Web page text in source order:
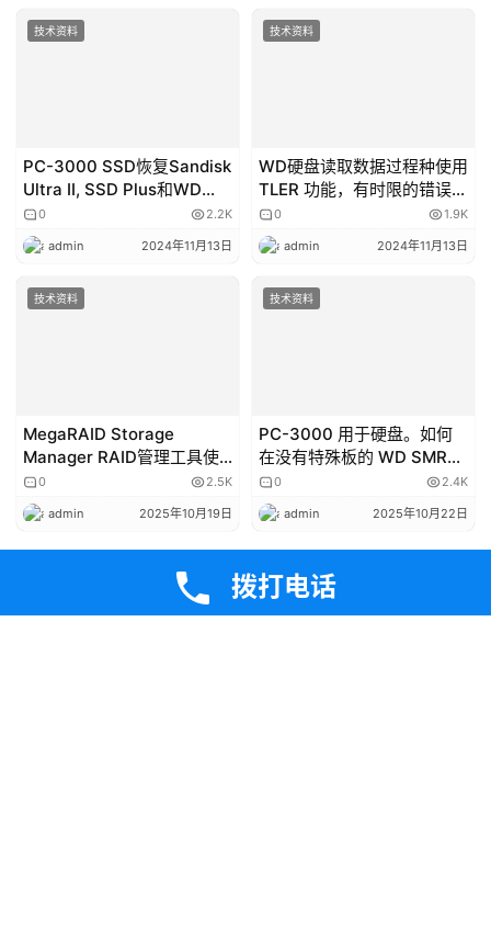
技术资料
PC-3000 SSD恢复Sandisk
Ultra II, SSD Plus和WD
Blue (Marvell CPU)
0 2.2K
admin 2024年11月13日
技术资料
WD硬盘读取数据过程种使用
TLER 功能，有时限的错误恢
复0 1.9K
admin 2024年11月13日
技术资料
MegaRAID Storage
Manager RAID管理工具使
用方法完整版
0 2.5K
admin 2025年10月19日
技术资料
PC-3000 用于硬盘。如何
在没有特殊板的 WD SMR叠
瓦盘上解锁 SED
0 2.4K
admin 2025年10月22日
拨打电话